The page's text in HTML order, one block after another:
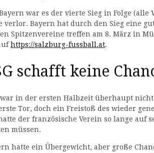
war es der vierte Sieg in Folge
verlor. Bayern hat durch den Sieg eine
Spitzenvereine treffen am 8. März in
https://salzburg-fussball.at.
schafft keine
war in der ersten Halbzeit überhaupt
Tor, doch ein Freistoß des wieder
der französische Verein so lange auf
müssen.
hatte ein Übergewicht, aber große